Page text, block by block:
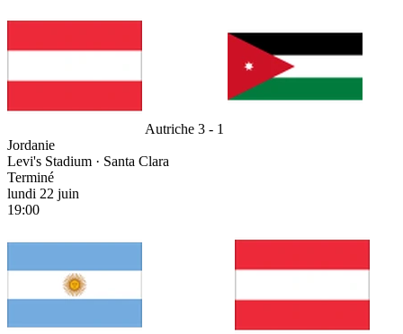
Autriche 3 - 1
Jordanie
Levi's Stadium · Santa Clara
Terminé
lundi 22 juin
19:00